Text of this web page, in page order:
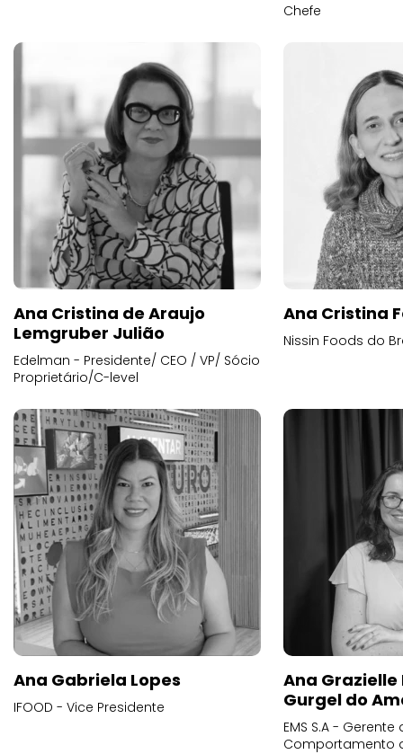
Chefe
Ana Cristina de Araujo
Lemgruber Julião
Edelman - Presidente/ CEO / VP/ Sócio
Proprietário/C-level
Ana Cristina
Nissin Foods do
Ana Gabriela Lopes
IFOOD - Vice Presidente
Ana
Gurgel do
EMS S.A -
Comportamento